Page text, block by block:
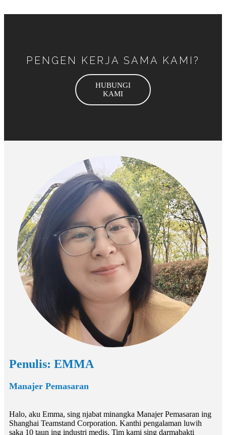
PENGEN KERJA SAMA KAMI?
HUBUNGI
KAMI
Penulis: EMMA
Manajer Pemasaran
Halo, aku Emma, ​​sing njabat minangka Manajer Pemasaran ing
Shanghai Teamstand Corporation. Kanthi pengalaman luwih
saka 10 taun ing industri medis. Tim kami sing darmabakti